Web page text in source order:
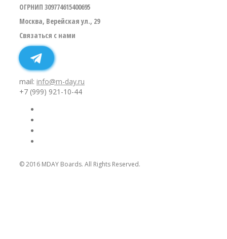
ОГРНИП 309774615400695
Москва, Верейская ул., 29
Связаться с нами
mail: info@m-day.ru
+7 (999) 921-10-44
© 2016 MDAY Boards. All Rights Reserved.